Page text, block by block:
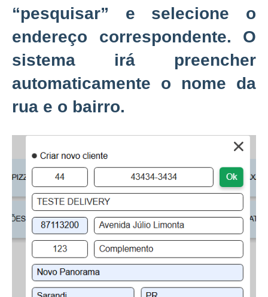
“pesquisar” e selecione o
endereço correspondente. O
sistema irá preencher
automaticamente o nome da
rua e o bairro.